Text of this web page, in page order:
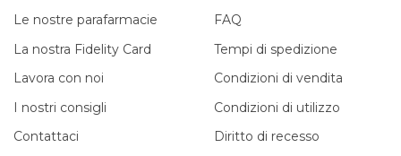
Le nostre parafarmacie
La nostra Fidelity Card
Lavora con noi
I nostri consigli
Contattaci
FAQ
Tempi di spedizione
Condizioni di vendita
Condizioni di utilizzo
Diritto di recesso